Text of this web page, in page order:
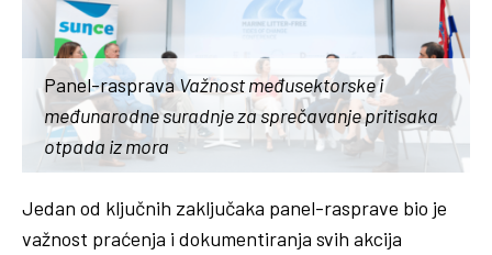
Panel-raspravaVažnost međusektorske i
međunarodne suradnje za sprečavanje pritisaka
otpada iz mora
Jedan od ključnih zaključaka panel-rasprave bio je
važnost praćenja i dokumentiranja svih akcija